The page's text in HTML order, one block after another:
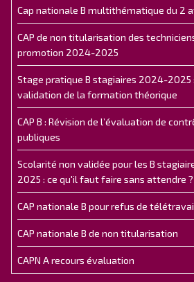
Cap nationale B multithématique du 2
CAP de non titularisation des
promotion 2024-2025
Stage pratique B stagiaires 2024-
validation de la formation théorique
CAP B : Révision de l’évaluation de
publiques
Scolarité non validée pour les B
2025 : ce qu'il faut faire sans attendre ?
CAP nationale B pour refus de
CAP nationale B de non titularisation
CAPN A recours évaluation